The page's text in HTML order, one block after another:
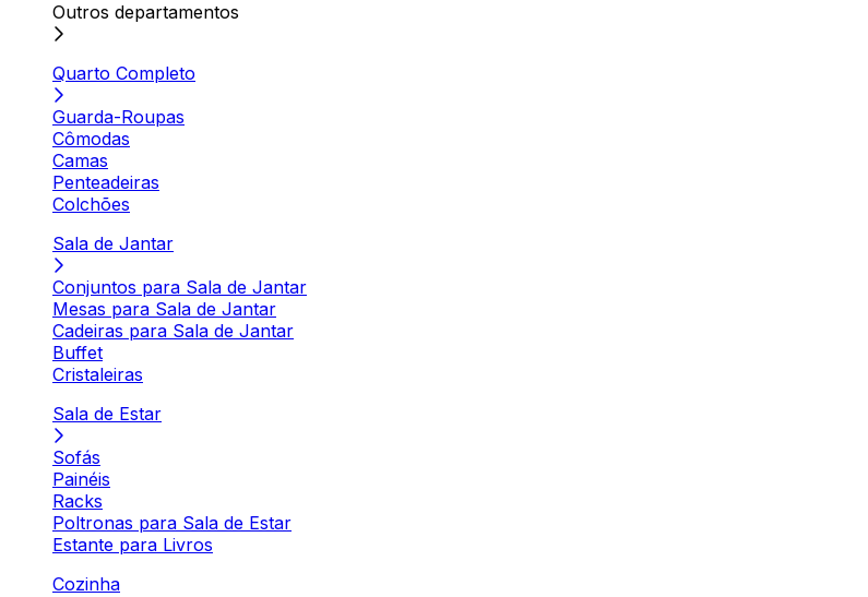
Outros departamentos
Quarto Completo
Guarda-Roupas
Cômodas
Camas
Penteadeiras
Colchões
Sala de Jantar
Conjuntos para Sala de Jantar
Mesas para Sala de Jantar
Cadeiras para Sala de Jantar
Buffet
Cristaleiras
Sala de Estar
Sofás
Painéis
Racks
Poltronas para Sala de Estar
Estante para Livros
Cozinha